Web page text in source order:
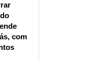
com